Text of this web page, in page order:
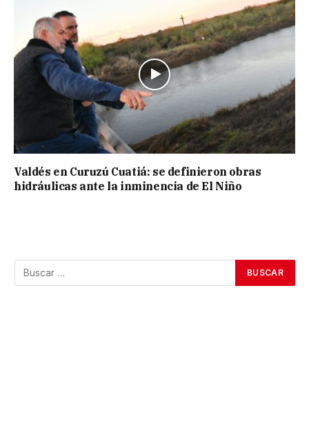
Valdés en Curuzú Cuatiá: se definieron obras
hidráulicas ante la inminencia de El Niño